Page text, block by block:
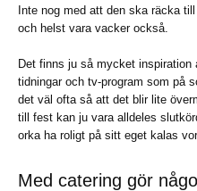
Inte nog med att den ska räcka
och helst vara vacker också.
Det finns ju så mycket inspiration
tidningar och tv-program som på
det väl ofta så att det blir lite
till fest kan ju vara alldeles
orka ha roligt på sitt eget kalas
Med catering gör